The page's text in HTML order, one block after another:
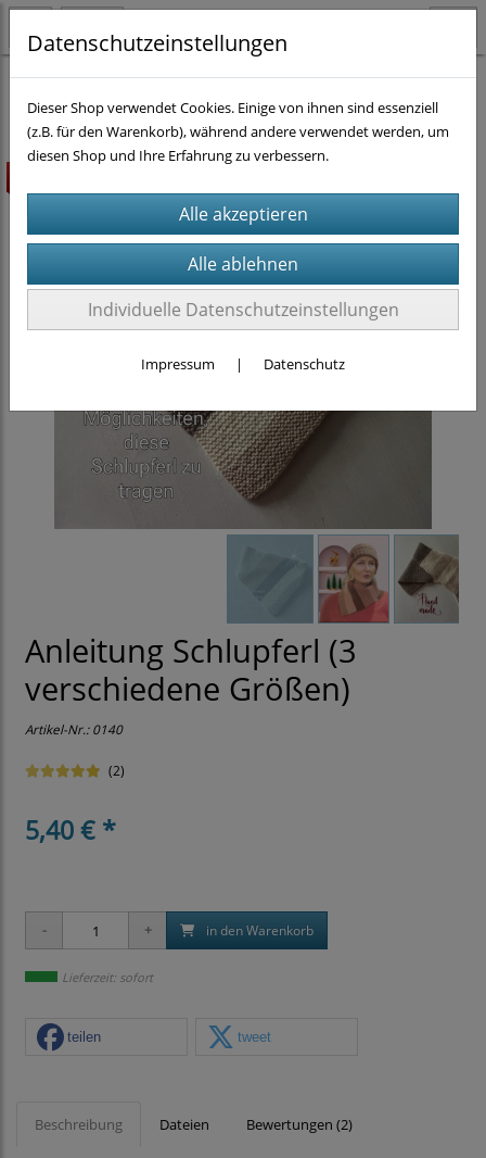
Strickanleitungen
Anleitung Schlupferl (3
verschiedene Größen)
Artikel-Nr.:0140
(2)
5,40 € *
in den Warenkorb
Lieferzeit: sofort
teilen tweet
Beschreibung Dateien Bewertungen (2)
Datenschutzeinstellungen
Dieser Shop verwendet Cookies. Einige von ihnen sind essenziell
(z.B. für den Warenkorb), während andere verwendet werden, um
diesen Shop und Ihre Erfahrung zu verbessern.
Individuelle Datenschutzeinstellungen
Impressum | Datenschutz